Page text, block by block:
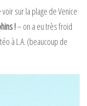
voir sur la plage de Venice
!– on a eu très froid
à L.A. (beaucoup de